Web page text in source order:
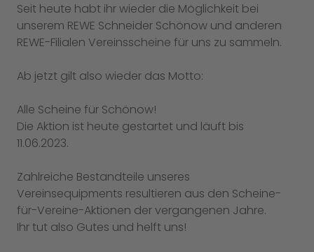
Seit heute habt ihr wieder die Möglichkeit bei
unserem REWE Schneider Schönow und anderen
REWE-Filialen Vereinsscheine für uns zu sammeln.
Ab jetzt gilt also wieder das Motto:
Alle Scheine für Schönow!
Die Aktion ist heute gestartet und läuft bis
11.06.2023.
Zahlreiche Bestandteile unseres
Vereinsequipments resultieren aus den Scheine-
für-Vereine-Aktionen der vergangenen Jahre.
Ihr tut also Gutes und helft uns!